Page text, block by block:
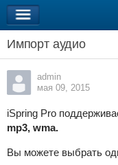
Импорт аудио
admin
мая 09, 2015
iSpring Pro
mp3, wma.
Вы можете выбрать